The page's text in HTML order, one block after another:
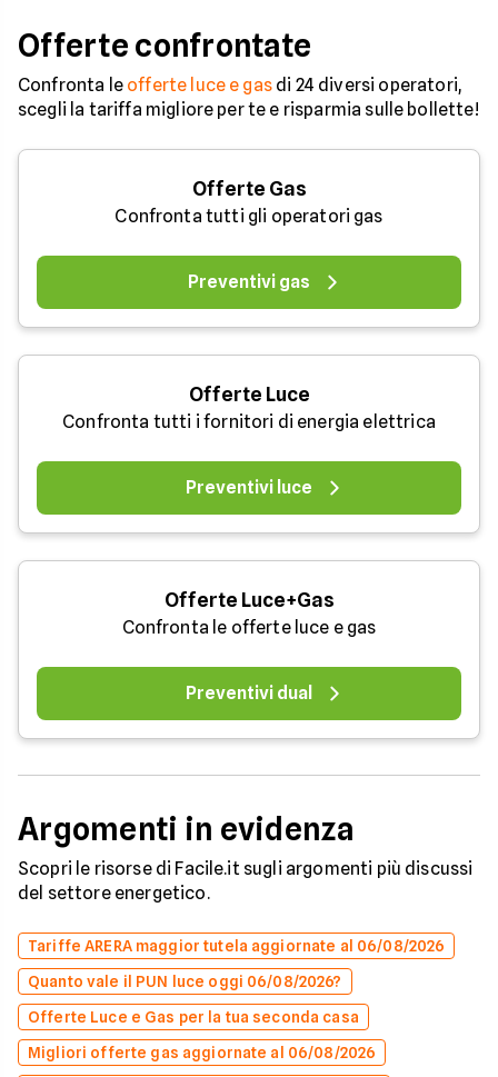
Offerte confrontate
Confronta le offerte luce e gasdi 24 diversi operatori,
scegli la tariffa migliore per te e risparmia sulle bollette!
Offerte Gas
Confronta tutti gli operatori gas
Preventivi gas
Offerte Luce
Confronta tutti i fornitori di energia elettrica
Preventivi luce
Offerte Luce+Gas
Confronta le offerte luce e gas
Preventivi dual
Argomenti in evidenza
Scopri le risorse di Facile.it sugli argomenti più discussi
del settore energetico.
Tariffe ARERA maggior tutela aggiornate al 06/08/2026
Quanto vale il PUN luce oggi 06/08/2026?
Offerte Luce e Gas per la tua seconda casa
Migliori offerte gas aggiornate al 06/08/2026